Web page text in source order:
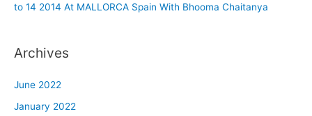
to 14 2014 At MALLORCA Spain With Bhooma Chaitanya
Archives
June 2022
January 2022